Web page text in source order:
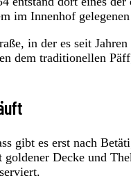
im Innenhof
in der es seit
dem traditionellen
gibt es erst nach
goldener Decke und